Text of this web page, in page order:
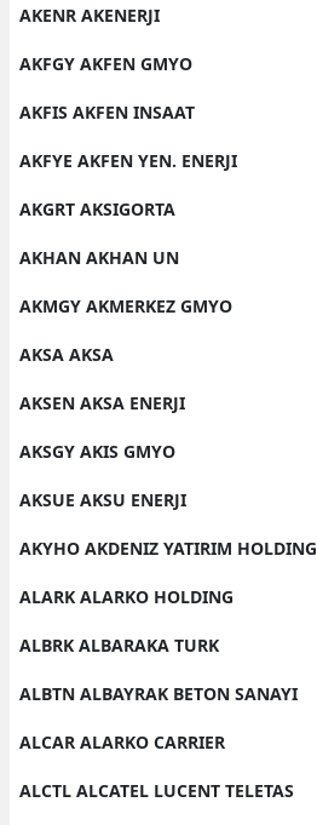
AKENR AKENERJI
AKFGY AKFEN GMYO
AKFIS AKFEN INSAAT
AKFYE AKFEN YEN. ENERJI
AKGRT AKSIGORTA
AKHAN AKHAN UN
AKMGY AKMERKEZ GMYO
AKSA AKSA
AKSEN AKSA ENERJI
AKSGY AKIS GMYO
AKSUE AKSU ENERJI
AKYHO AKDENIZ YATIRIM HOLDING
ALARK ALARKO HOLDING
ALBRK ALBARAKA TURK
ALBTN ALBAYRAK BETON SANAYI
ALCAR ALARKO CARRIER
ALCTL ALCATEL LUCENT TELETAS